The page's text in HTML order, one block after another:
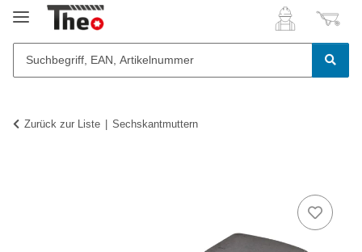
Zurück zur Liste Sechskantmuttern